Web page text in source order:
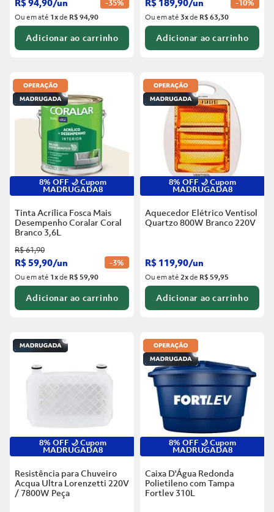
R$94,90/un -35%
Ou em até 1xde R$ 94,90
Adicionar ao carrinho
R$ 189,90/un -10%
Ou em até3xde R$ 63,30
Adicionar ao carrinho
8% OFF 🌙 Cupom
MADRUGADA8
Tinta Acrílica Fosca Mais
Desempenho Coralar Coral
Branco 3,6L
R$61,90
R$59,90/un -3%
Ou em até 1xde R$ 59,90
Adicionar ao carrinho
8% OFF 🌙 Cupom
MADRUGADA8
Aquecedor Elétrico Ventisol
Quartzo 800W Branco 220V
R$ 119,90/un
Ou em até2xde R$ 59,95
Adicionar ao carrinho
8% OFF 🌙 Cupom
MADRUGADA8
Resistência para Chuveiro
Acqua Ultra Lorenzetti 220V
/ 7800W Peça
8% OFF 🌙 Cupom
MADRUGADA8
Caixa D'Água Redonda
Polietileno com Tampa
Fortlev 310L